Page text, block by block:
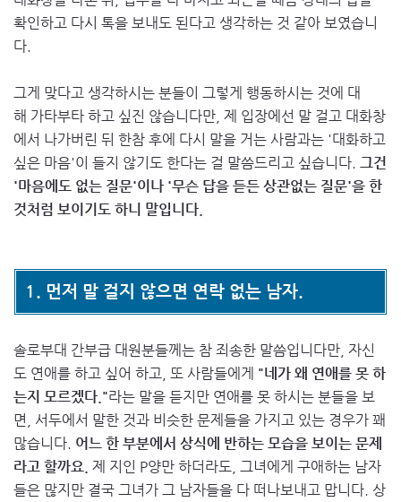
확인하고 다시 톡을 보내도 된다고 생각하는 것 같아 보였습니
다.
그게 맞다고 생각하시는 분들이 그렇게 행동하시는 것에 대
해 가타부타 하고 싶진 않습니다만, 제 입장에선 말 걸고 대화창
에서 나가버린 뒤 한참 후에 다시 말을 거는 사람과는 '대화하고
싶은 마음'이 들지 않기도 한다는 걸 말씀드리고 싶습니다. 그건
'마음에도 없는 질문'이나 '무슨 답을 듣든 상관없는 질문'을 한
것처럼 보이기도 하니 말입니다.
1. 먼저 말 걸지 않으면 연락 없는 남자.
솔로부대 간부급 대원분들께는 참 죄송한 말씀입니다만, 자신
도 연애를 하고 싶어 하고, 또 사람들에게 "네가 왜 연애를 못 하
는지 모르겠다."라는 말을 듣지만 연애를 못 하시는 분들을 보
면, 서두에서 말한 것과 비슷한 문제들을 가지고 있는 경우가 꽤
많습니다. 어느 한 부분에서 상식에 반하는 모습을 보이는 문제
라고 할까요. 제 지인 P양만 하더라도, 그녀에게 구애하는 남자
들은 많지만 결국 그녀가 그 남자들을 다 떠나보내고 맙니다. 상